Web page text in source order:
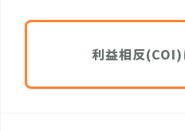
利益相反